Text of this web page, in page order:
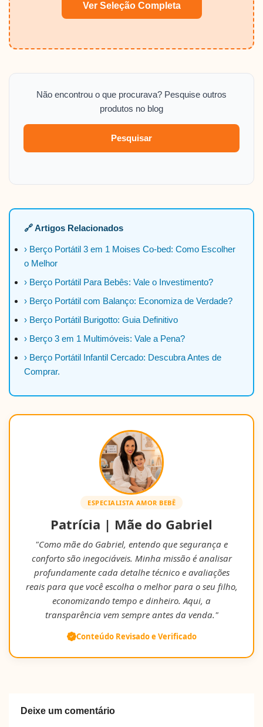
Ver Seleção Completa
Não encontrou o que procurava? Pesquise outros
produtos no blog
Pesquisar
🔗 Artigos Relacionados
› Berço Portátil 3 em 1 Moises Co-bed: Como Escolher
o Melhor
› Berço Portátil Para Bebês: Vale o Investimento?
› Berço Portátil com Balanço: Economiza de Verdade?
› Berço Portátil Burigotto: Guia Definitivo
› Berço 3 em 1 Multimóveis: Vale a Pena?
› Berço Portátil Infantil Cercado: Descubra Antes de
Comprar.
ESPECIALISTA AMOR BEBÊ
Patrícia | Mãe do Gabriel
"Como mãe do Gabriel, entendo que segurança e
conforto são inegociáveis. Minha missão é analisar
profundamente cada detalhe técnico e avaliações
reais para que você escolha o melhor para o seu filho,
economizando tempo e dinheiro. Aqui, a
transparência vem sempre antes da venda."
Conteúdo Revisado e Verificado
Deixe um comentário